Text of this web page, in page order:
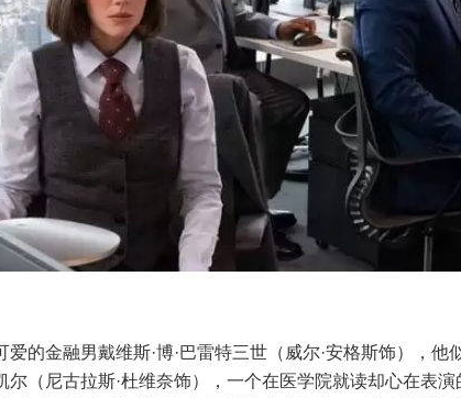
的金融男戴维斯·博·巴雷特三世（威尔·安格斯饰），他
尔（尼古拉斯·杜维奈饰），一个在医学院就读却心在表